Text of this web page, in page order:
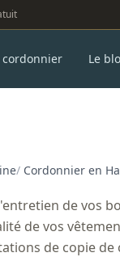
Le
/ Cordonnier en
de vos
de vos
de copie de